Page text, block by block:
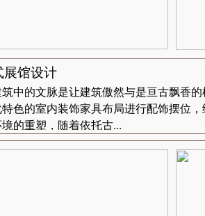
展馆设计
中的文脉是让建筑傲然与是亘古飘香
色的室内装饰家具布局进行配饰摆位
的重塑，随着依托古...